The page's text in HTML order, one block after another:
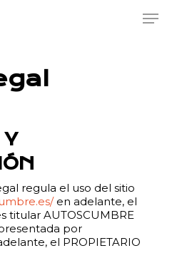
Menu
Y
regula el uso del sitio
en adelante, el
titular AUTOSCUMBRE
por
el PROPIETARIO